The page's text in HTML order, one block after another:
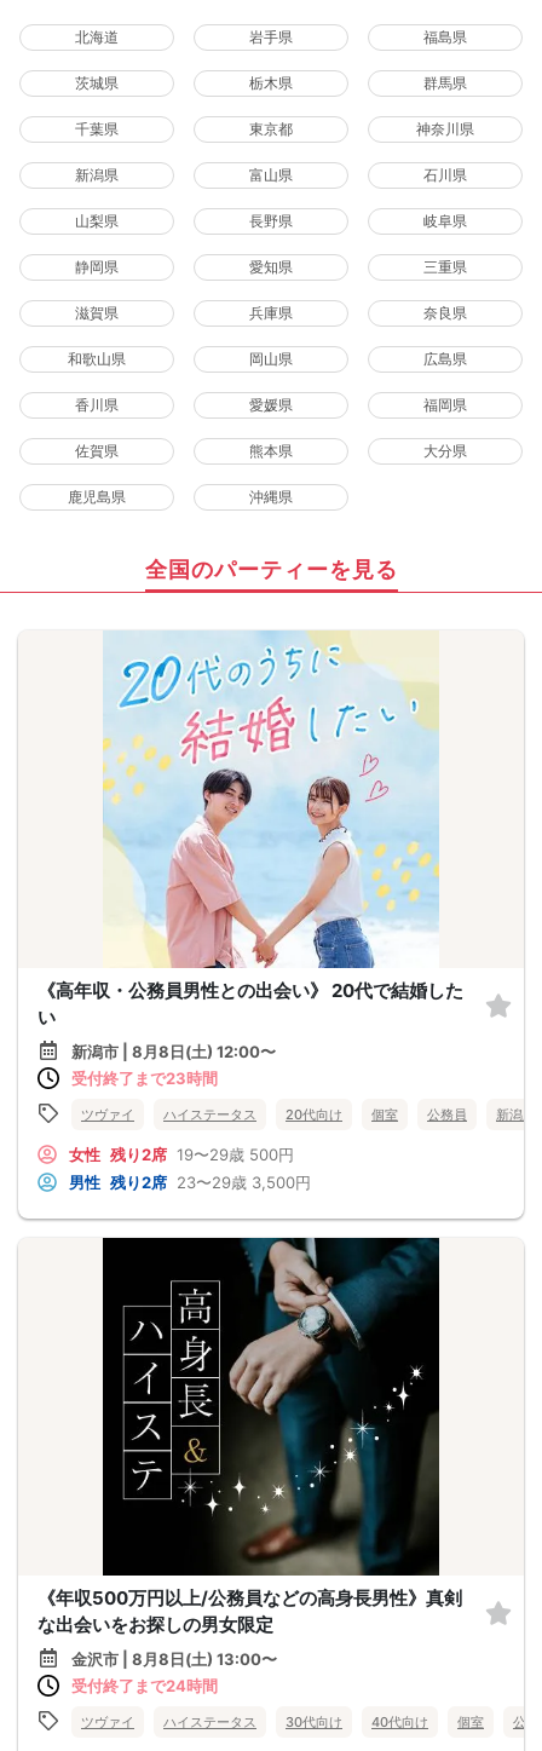
北海道 岩手県 福島県
茨城県 栃木県 群馬県
千葉県 東京都 神奈川県
新潟県 富山県 石川県
山梨県 長野県 岐阜県
静岡県 愛知県 三重県
滋賀県 兵庫県 奈良県
和歌山県 岡山県 広島県
香川県 愛媛県 福岡県
佐賀県 熊本県 大分県
鹿児島県 沖縄県
全国のパーティーを見る
《高年収・公務員男性との出会い》 20代で結婚した
い
新潟市 | 8月8日(土) 12:00〜
受付終了まで23時間
ツヴァイ ハイステータス 20代向け 個室 公務員 新潟県
女性 残り2席 19〜29歳 500円
男性 残り2席 23〜29歳 3,500円
《年収500万円以上/公務員などの高身長男性》真剣
な出会いをお探しの男女限定
金沢市 | 8月8日(土) 13:00〜
受付終了まで24時間
ツヴァイ ハイステータス 30代向け 40代向け 個室 公